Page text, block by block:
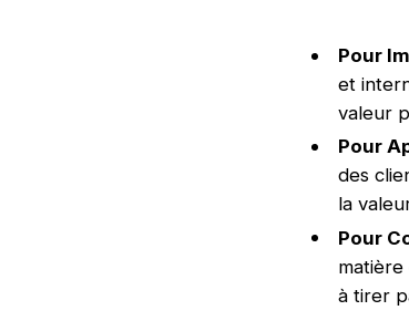
Pour
et
valeur
Pour
des
la
Pour
à tirer